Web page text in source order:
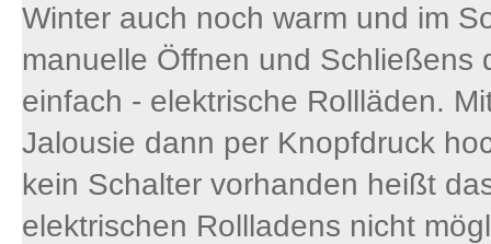
Winter auch noch warm und im
manuelle Öffnen und
einfach - elektrische Rollläden.
Jalousie dann per Knopfdruck
kein Schalter vorhanden heißt
elektrischen Rollladens nicht